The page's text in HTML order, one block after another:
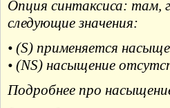
Опция синтаксиса: там,
следующие значения:
• (S) применяется
• (NS) насыщение
Подробнее про